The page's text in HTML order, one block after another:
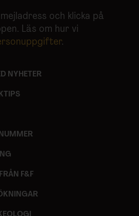
och klicka på
Läs om hur vi
.
NYHETER
F&F